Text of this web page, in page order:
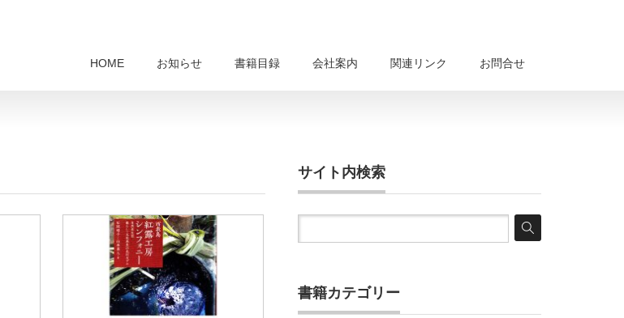
HOME お知らせ 書籍目録 会社案内 関連リンク お問合せ
サイト内検索
書籍カテゴリー